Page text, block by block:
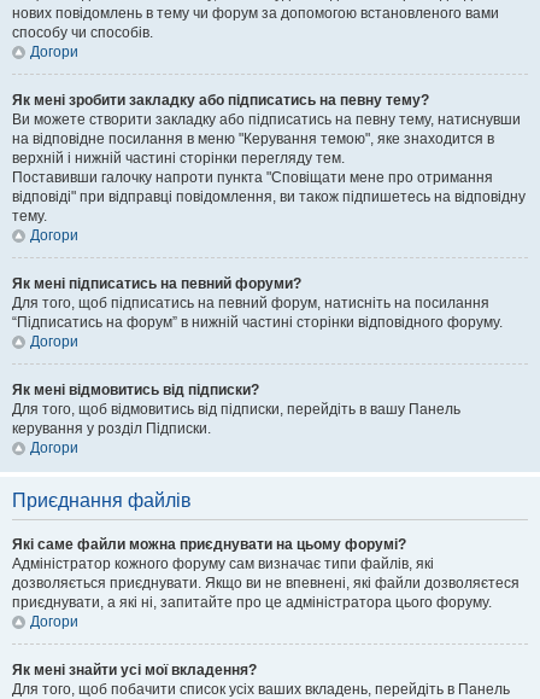
нових повідомлень в тему чи форум за допомогою встановленого вами
способу чи способів.
Догори
Як мені зробити закладку або підписатись на певну тему?
Ви можете створити закладку або підписатись на певну тему, натиснувши
на відповідне посилання в меню "Керування темою", яке знаходится в
верхній і нижній частині сторінки перегляду тем.
Поставивши галочку напроти пункта "Сповіщати мене про отримання
відповіді" при відправці повідомлення, ви також підпишетесь на відповідну
тему.
Догори
Як мені підписатись на певний форуми?
Для того, щоб підписатись на певний форум, натисніть на посилання
“Підписатись на форум” в нижній частині сторінки відповідного форуму.
Догори
Як мені відмовитись від підписки?
Для того, щоб відмовитись від підписки, перейдіть в вашу Панель
керування у розділ Підписки.
Догори
Приєднання файлів
Які саме файли можна приєднувати на цьому форумі?
Адміністратор кожного форуму сам визначає типи файлів, які
дозволяється приєднувати. Якщо ви не впевнені, які файли дозволяєтеся
приєднувати, а які ні, запитайте про це адміністратора цього форуму.
Догори
Як мені знайти усі мої вкладення?
Для того, щоб побачити список усіх ваших вкладень, перейдіть в Панель